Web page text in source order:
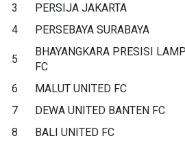
3
PERSIJA JAKARTA
4
PERSEBAYA SURABAYA
5
BHAYANGKARA PRESISI
FC
6 MALUT UNITED FC
7
DEWA UNITED BANTEN FC
8
BALI UNITED FC